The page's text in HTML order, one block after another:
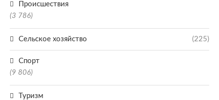
Происшествия
(3 786)
Сельское хозяйство (225)
Спорт
(9 806)
Туризм